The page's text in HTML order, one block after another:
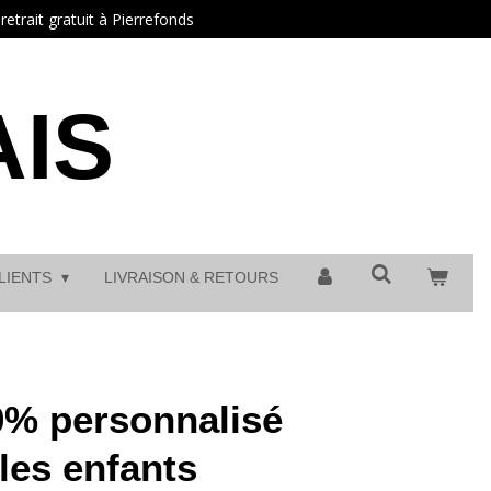
gratuit à Pierrefonds
LIVRAISON & RETOURS
personnalisé
enfants